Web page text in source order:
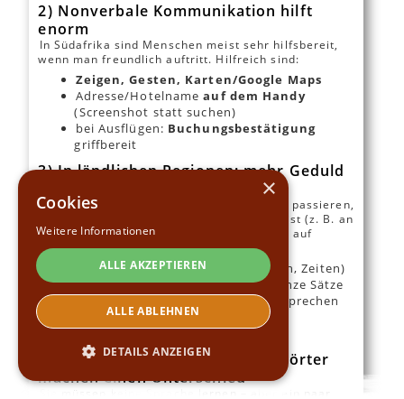
2) Nonverbale Kommunikation hilft
enorm
In Südafrika sind Menschen meist sehr hilfsbereit,
wenn man freundlich auftritt. Hilfreich sind:
Zeigen, Gesten, Karten/Google Maps
Adresse/Hotelnameauf dem Handy
(Screenshot statt suchen)
bei Ausflügen: Buchungsbestätigung
griffbereit
3) In ländlichen Regionen: mehr Geduld
Abseits der touristischen Zentren kann es passieren,
dass Englisch weniger selbstverständlich ist (z. B. an
kleinen Tankstellen, in lokalen Shops oder auf
Märkten). Dann helfen:
einfache Begriffe (Richtung, Zahlen, Zeiten)
Orte/Highlightsnennen statt ganze Sätze
im Zweifel:jemand Jüngerenansprechen
(häufig sehr gutes Englisch durch
Schule/Medien)
4) Mini-Sprachhelfer: ein paar Wörter
machen einen Unterschied
×
Cookies
Weitere Informationen
ALLE AKZEPTIEREN
ALLE ABLEHNEN
DETAILS ANZEIGEN